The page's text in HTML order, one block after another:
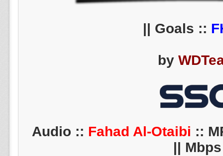
by
Fahad Al-Otaibi ::
Mbps ||